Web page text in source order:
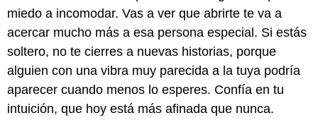
miedo a incomodar. Vas a ver que abrirte te va a
acercar mucho más a esa persona especial. Si estás
soltero, no te cierres a nuevas historias, porque
alguien con una vibra muy parecida a la tuya podría
aparecer cuando menos lo esperes. Confía en tu
intuición, que hoy está más afinada que nunca.